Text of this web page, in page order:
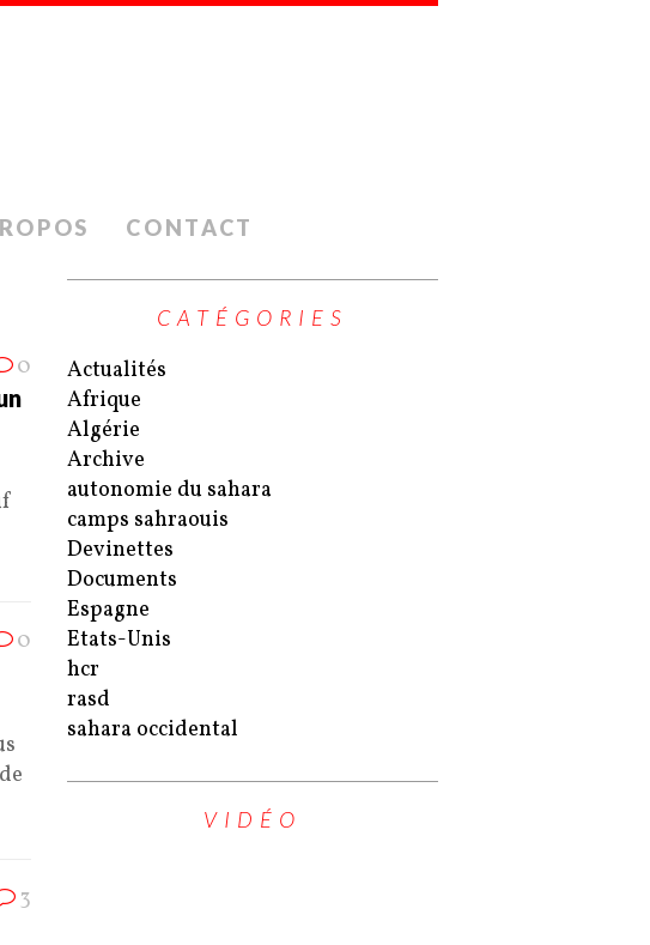
CONTACT
0
0
3
CATÉGORIES
Actualités
Afrique
Algérie
Archive
autonomie du sahara
camps sahraouis
Devinettes
Documents
Espagne
Etats-Unis
hcr
rasd
sahara occidental
VIDÉO